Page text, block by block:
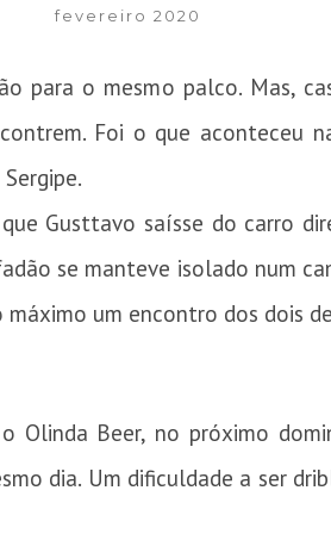
fevereiro 2020
para o mesmo palco. Mas,
Foi o que aconteceu
Gusttavo saísse do carro
se manteve isolado num
um encontro dos dois
Olinda Beer, no próximo
dia. Um dificuldade a ser